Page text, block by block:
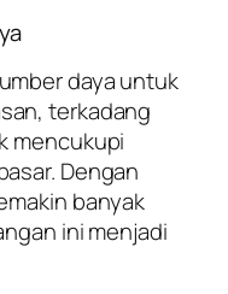
daya untuk
terkadang
mencukupi
Dengan
banyak
ini menjadi